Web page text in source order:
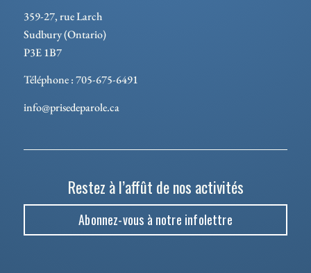
359-27, rue Larch
Sudbury (Ontario)
P3E 1B7
Téléphone : 705-675-6491
info@prisedeparole.ca
Restez à l’affût de nos activités
Abonnez-vous à notre infolettre